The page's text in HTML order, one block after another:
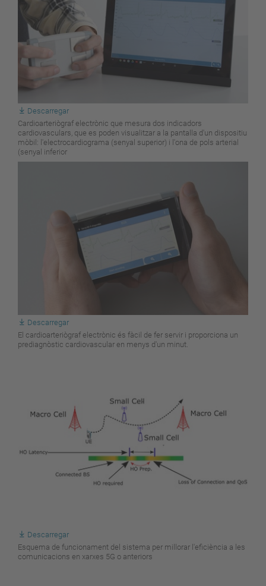
Descarregar
Cardioarteriògraf electrònic que mesura dos indicadors
cardiovasculars, que es poden visualitzar a la pantalla d'un dispositiu
mòbil: l'electrocardiograma (senyal superior) i l'ona de pols arterial
(senyal inferior
Descarregar
El cardioarteriògraf electrònic és fàcil de fer servir i proporciona un
prediagnòstic cardiovascular en menys d'un minut.
Descarregar
Esquema de funcionament del sistema per millorar l'eficiència a les
comunicacions en xarxes 5G o anteriors